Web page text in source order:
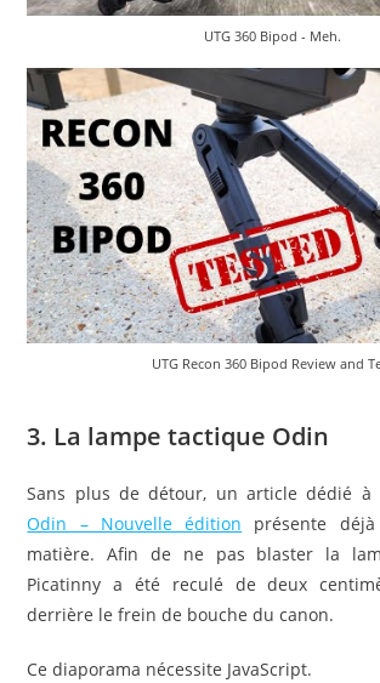
UTG 360 Bipod - Meh.
UTG Recon 360 Bipod Review and
3. La lampe tactique Odin
Sans plus de détour, un article dédié à
Odin – Nouvelle édition présente
matière. Afin de ne pas blaster la
Picatinny a été reculé de deux
derrière le frein de bouche du canon.
Ce diaporama nécessite JavaScript.